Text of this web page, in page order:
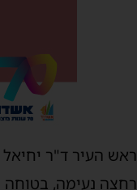
רחצה נעימה, בטוחה